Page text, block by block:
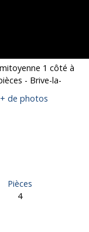
Estimation
+ de photos
Pièces
4